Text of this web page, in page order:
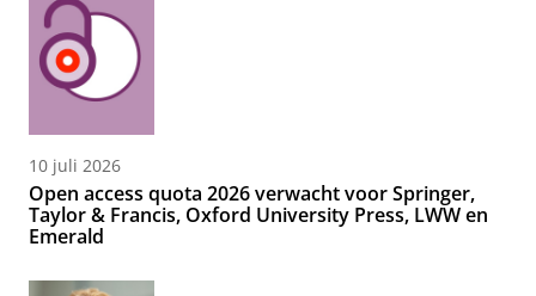
10 juli 2026
Open access quota 2026 verwacht voor Springer,
Taylor & Francis, Oxford University Press, LWW en
Emerald